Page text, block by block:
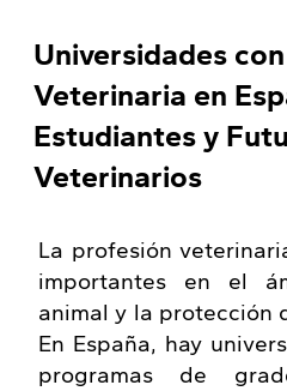
Universidades
Veterinaria en
Estudiantes y
Veterinarios
La profesión
importantes en el
animal y la protección
En España, hay
programas de